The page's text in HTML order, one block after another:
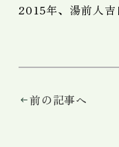
2015年、湯前人吉
前の記事へ